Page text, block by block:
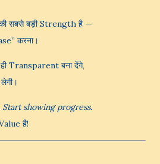
सबसे बड़ी Strength है —
करना।
Transparent बना देंगे,
showing progress.
है!